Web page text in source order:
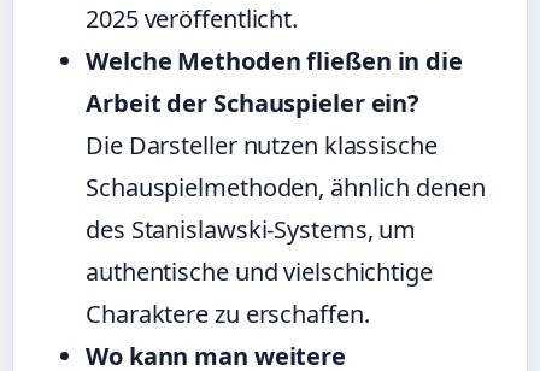
2025 veröffentlicht.
Welche Methoden fließen in die
Arbeit der Schauspieler ein?
Die Darsteller nutzen klassische
Schauspielmethoden, ähnlich denen
des Stanislawski-Systems, um
authentische und vielschichtige
Charaktere zu erschaffen.
Wo kann man weitere